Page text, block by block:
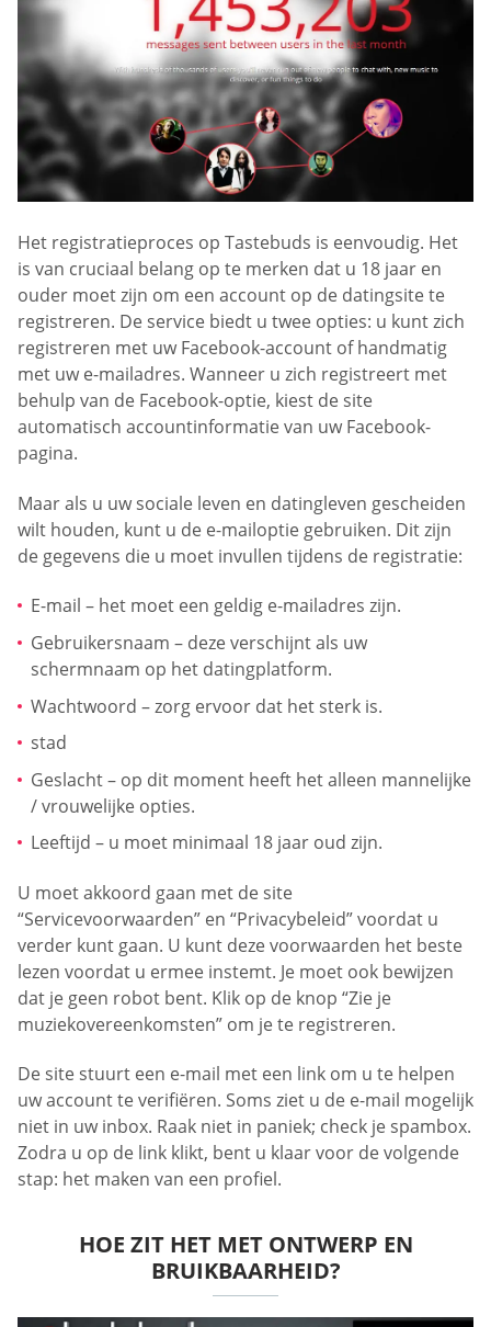
Het registratieproces op Tastebuds is eenvoudig. Het
is van cruciaal belang op te merken dat u 18 jaar en
ouder moet zijn om een account op de datingsite te
registreren. De service biedt u twee opties: u kunt zich
registreren met uw Facebook-account of handmatig
met uw e-mailadres. Wanneer u zich registreert met
behulp van de Facebook-optie, kiest de site
automatisch accountinformatie van uw Facebook-
pagina.
Maar als u uw sociale leven en datingleven gescheiden
wilt houden, kunt u de e-mailoptie gebruiken. Dit zijn
de gegevens die u moet invullen tijdens de registratie:
E-mail – het moet een geldig e-mailadres zijn.
Gebruikersnaam – deze verschijnt als uw
schermnaam op het datingplatform.
Wachtwoord – zorg ervoor dat het sterk is.
stad
Geslacht – op dit moment heeft het alleen mannelijke
/ vrouwelijke opties.
Leeftijd – u moet minimaal 18 jaar oud zijn.
U moet akkoord gaan met de site
“Servicevoorwaarden” en “Privacybeleid” voordat u
verder kunt gaan. U kunt deze voorwaarden het beste
lezen voordat u ermee instemt. Je moet ook bewijzen
dat je geen robot bent. Klik op de knop “Zie je
muziekovereenkomsten” om je te registreren.
De site stuurt een e-mail met een link om u te helpen
uw account te verifiëren. Soms ziet u de e-mail mogelijk
niet in uw inbox. Raak niet in paniek; check je spambox.
Zodra u op de link klikt, bent u klaar voor de volgende
stap: het maken van een profiel.
HOE ZIT HET MET ONTWERP EN
BRUIKBAARHEID?